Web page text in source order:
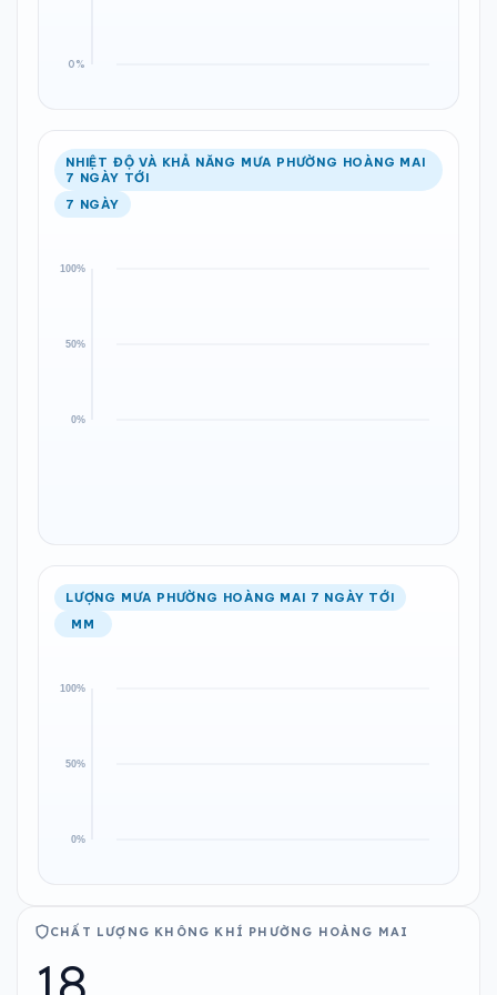
NHIỆT ĐỘ VÀ KHẢ NĂNG MƯA PHƯỜNG HOÀNG MAI
7 NGÀY TỚI
7 NGÀY
LƯỢNG MƯA PHƯỜNG HOÀNG MAI 7 NGÀY TỚI
MM
CHẤT LƯỢNG KHÔNG KHÍ PHƯỜNG HOÀNG MAI